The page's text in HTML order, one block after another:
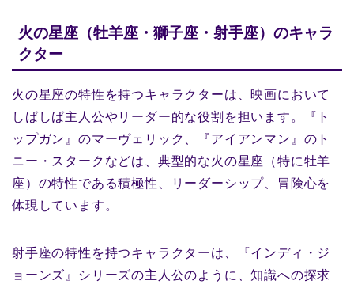
火の星座（牡羊座・獅子座・射手座）のキャラ
クター
火の星座の特性を持つキャラクターは、映画において
しばしば主人公やリーダー的な役割を担います。『ト
ップガン』のマーヴェリック、『アイアンマン』のト
ニー・スタークなどは、典型的な火の星座（特に牡羊
座）の特性である積極性、リーダーシップ、冒険心を
体現しています。
射手座の特性を持つキャラクターは、『インディ・ジ
ョーンズ』シリーズの主人公のように、知識への探求